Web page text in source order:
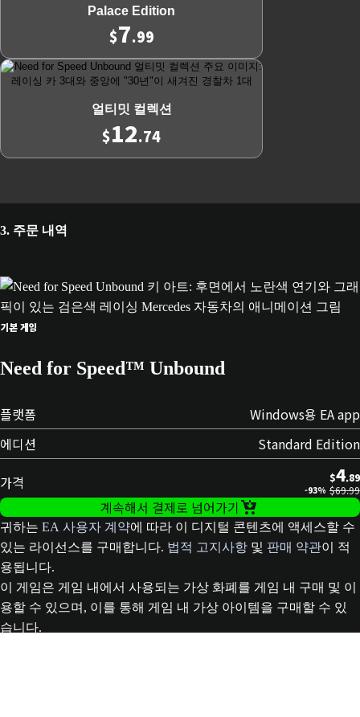
Palace Edition
$7.99
얼티밋 컬렉션
$12.74
3. 주문 내역
기본 게임
Need for Speed™ Unbound
플랫폼
Windows용 EA app
에디션
Standard Edition
가격
$4.89
-93% $69.99
계속해서 결제로 넘어가기
귀하는 EA 사용자 계약에 따라 이 디지털 콘텐츠에 액세스할 수
있는 라이선스를 구매합니다. 법적 고지사항 및 판매 약관이 적
용됩니다.
이 게임은 게임 내에서 사용되는 가상 화폐를 게임 내 구매 및 이
용할 수 있으며, 이를 통해 게임 내 가상 아이템을 구매할 수 있
습니다.
온라인 서비스 업데이트
지역에 따라 세금이 부과될 수 있습니다.